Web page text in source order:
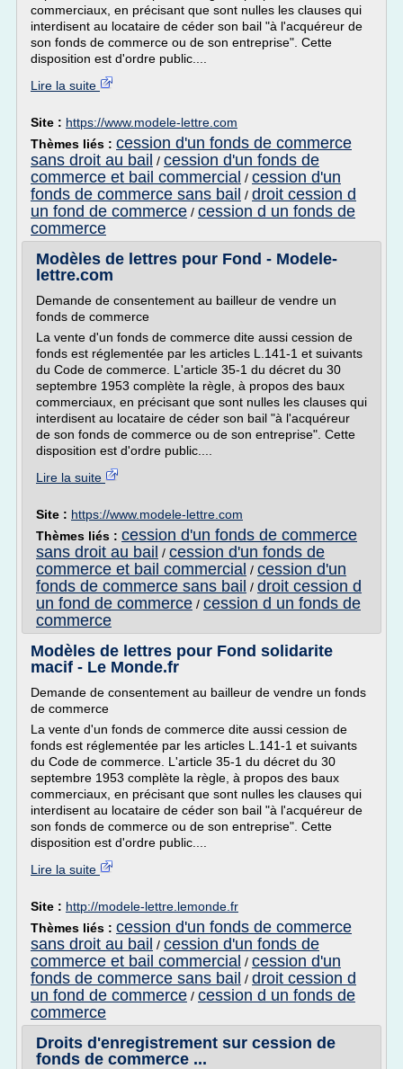
commerciaux, en précisant que sont nulles les clauses qui
interdisent au locataire de céder son bail "à l'acquéreur de
son fonds de commerce ou de son entreprise". Cette
disposition est d'ordre public....
Lire la suite
Site : https://www.modele-lettre.com
Thèmes liés : cession d'un fonds de commerce
sans droit au bail / cession d'un fonds de
commerce et bail commercial / cession d'un
fonds de commerce sans bail / droit cession d
un fond de commerce / cession d un fonds de
commerce
Modèles de lettres pour Fond - Modele-
lettre.com
Demande de consentement au bailleur de vendre un
fonds de commerce
La vente d'un fonds de commerce dite aussi cession de
fonds est réglementée par les articles L.141-1 et suivants
du Code de commerce. L'article 35-1 du décret du 30
septembre 1953 complète la règle, à propos des baux
commerciaux, en précisant que sont nulles les clauses qui
interdisent au locataire de céder son bail "à l'acquéreur
de son fonds de commerce ou de son entreprise". Cette
disposition est d'ordre public....
Lire la suite
Site : https://www.modele-lettre.com
Thèmes liés : cession d'un fonds de commerce
sans droit au bail / cession d'un fonds de
commerce et bail commercial / cession d'un
fonds de commerce sans bail / droit cession d
un fond de commerce / cession d un fonds de
commerce
Modèles de lettres pour Fond solidarite
macif - Le Monde.fr
Demande de consentement au bailleur de vendre un fonds
de commerce
La vente d'un fonds de commerce dite aussi cession de
fonds est réglementée par les articles L.141-1 et suivants
du Code de commerce. L'article 35-1 du décret du 30
septembre 1953 complète la règle, à propos des baux
commerciaux, en précisant que sont nulles les clauses qui
interdisent au locataire de céder son bail "à l'acquéreur de
son fonds de commerce ou de son entreprise". Cette
disposition est d'ordre public....
Lire la suite
Site : http://modele-lettre.lemonde.fr
Thèmes liés : cession d'un fonds de commerce
sans droit au bail / cession d'un fonds de
commerce et bail commercial / cession d'un
fonds de commerce sans bail / droit cession d
un fond de commerce / cession d un fonds de
commerce
Droits d'enregistrement sur cession de
fonds de commerce ...